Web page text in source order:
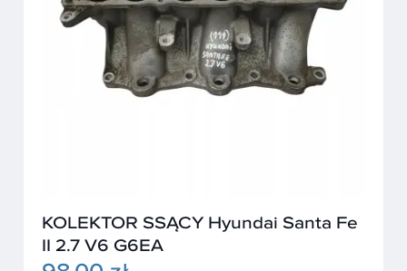
KOLEKTOR SSĄCY Hyundai Santa Fe
II 2.7 V6 G6EA